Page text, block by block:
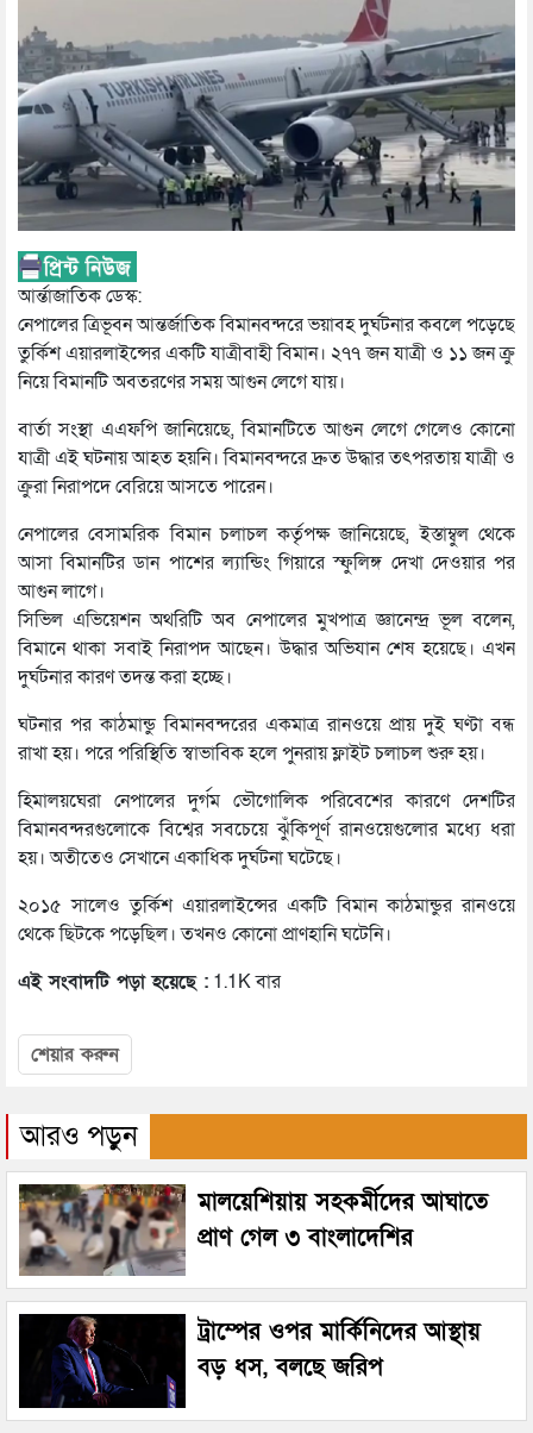
আর্ন্তাজাতিক ডেস্ক:
নেপালের ত্রিভূবন আন্তর্জাতিক বিমানবন্দরে ভয়াবহ দুর্ঘটনার কবলে পড়েছে
তুর্কিশ এয়ারলাইন্সের একটি যাত্রীবাহী বিমান। ২৭৭ জন যাত্রী ও ১১ জন ক্রু
নিয়ে বিমানটি অবতরণের সময় আগুন লেগে যায়।
বার্তা সংস্থা এএফপি জানিয়েছে, বিমানটিতে আগুন লেগে গেলেও কোনো
যাত্রী এই ঘটনায় আহত হয়নি। বিমানবন্দরে দ্রুত উদ্ধার তৎপরতায় যাত্রী ও
ক্রুরা নিরাপদে বেরিয়ে আসতে পারেন।
নেপালের বেসামরিক বিমান চলাচল কর্তৃপক্ষ জানিয়েছে, ইস্তাম্বুল থেকে
আসা বিমানটির ডান পাশের ল্যান্ডিং গিয়ারে স্ফুলিঙ্গ দেখা দেওয়ার পর
আগুন লাগে।
সিভিল এভিয়েশন অথরিটি অব নেপালের মুখপাত্র জ্ঞানেন্দ্র ভূল বলেন,
বিমানে থাকা সবাই নিরাপদ আছেন। উদ্ধার অভিযান শেষ হয়েছে। এখন
দুর্ঘটনার কারণ তদন্ত করা হচ্ছে।
ঘটনার পর কাঠমান্ডু বিমানবন্দরের একমাত্র রানওয়ে প্রায় দুই ঘণ্টা বন্ধ
রাখা হয়। পরে পরিস্থিতি স্বাভাবিক হলে পুনরায় ফ্লাইট চলাচল শুরু হয়।
হিমালয়ঘেরা নেপালের দুর্গম ভৌগোলিক পরিবেশের কারণে দেশটির
বিমানবন্দরগুলোকে বিশ্বের সবচেয়ে ঝুঁকিপূর্ণ রানওয়েগুলোর মধ্যে ধরা
হয়। অতীতেও সেখানে একাধিক দুর্ঘটনা ঘটেছে।
২০১৫ সালেও তুর্কিশ এয়ারলাইন্সের একটি বিমান কাঠমান্ডুর রানওয়ে
থেকে ছিটকে পড়েছিল। তখনও কোনো প্রাণহানি ঘটেনি।
এই সংবাদটি পড়া হয়েছে : 1.1K বার
শেয়ার করুন
আরও পড়ুন
মালয়েশিয়ায় সহকর্মীদের আঘাতে
প্রাণ গেল ৩ বাংলাদেশির
ট্রাম্পের ওপর মার্কিনিদের আস্থায়
বড় ধস, বলছে জরিপ